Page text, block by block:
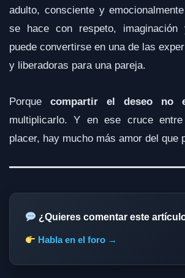
adulto, consciente y
se hace con respeto,
puede convertirse en una de las
y liberadoras para una pareja.
Porque compartir el deseo no
multiplicarlo. Y en ese cruce
placer, hay mucho más amor del que
¿Quieres comentar este
Habla en el foro →